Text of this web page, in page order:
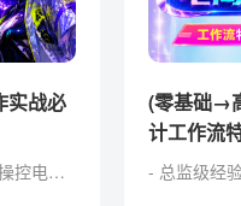
系统级托管：用Codex跨软件操控电脑，一键接管机械杂活。 零代码实战：命令Codex自制Web工具，普通人无痛跨界开发。 定制化外挂：训练Codex私有设计技能，自由组装商业提效流。 批量化出图：自制Canvas工具，一键打包合成商业延展图包。 独家福利： 附赠收录30+Skill 和 AI提示词典，可交互即开即用。
(零基础→
计工作流